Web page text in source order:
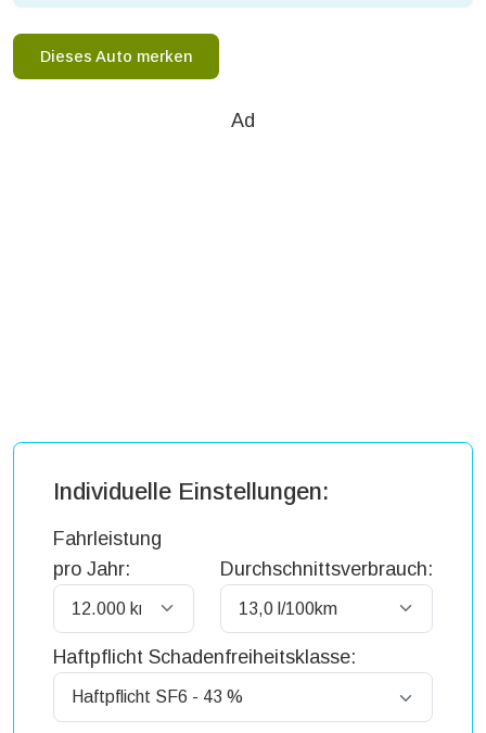
Dieses Auto merken
Ad
Individuelle Einstellungen:
Fahrleistung
pro Jahr:
Durchschnittsverbrauch:
Haftpflicht Schadenfreiheitsklasse: